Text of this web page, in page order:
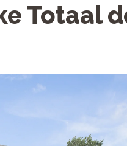
Totaal